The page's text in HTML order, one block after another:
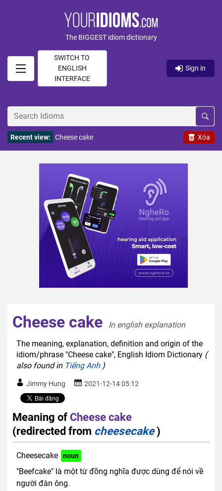
The BIGGEST idiom dictionary
SWITCH TO
ENGLISH
INTERFACE
Sign in
Xóa
Recent view: Cheese cake
Cheese cake
In english explanation
The meaning, explanation, definition and origin of the
idiom/phrase "Cheese cake", English Idiom Dictionary (
also found in Tiếng Anh)
Jimmy Hung 2021-12-14 05:12
Meaning of Cheese cake
(redirected from cheesecake)
Cheesecake noun
"Beefcake" là một từ đồng nghĩa được dùng để nói về
người đàn ông.